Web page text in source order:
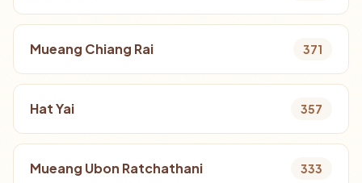
Mueang Chiang Rai 371
Hat Yai 357
Mueang Ubon Ratchathani 333